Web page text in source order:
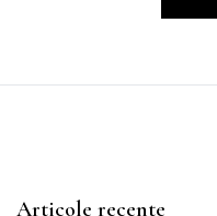
Articole recente